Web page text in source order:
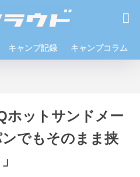
キャンプ記録 キャンプコラム
ホットサンドメー
でもそのまま挟